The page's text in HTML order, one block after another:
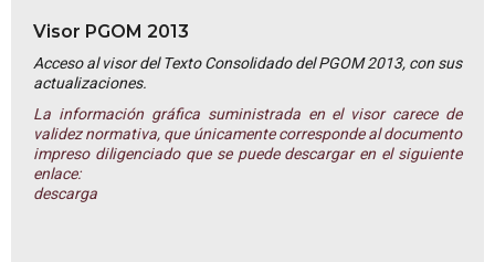
Visor PGOM 2013
Acceso al visor del Texto Consolidado del PGOM 2013, con sus
actualizaciones.
La información gráfica suministrada en el visor carece de
validez normativa, que únicamente corresponde al documento
impreso diligenciado que se puede descargar en el siguiente
enlace:
descarga